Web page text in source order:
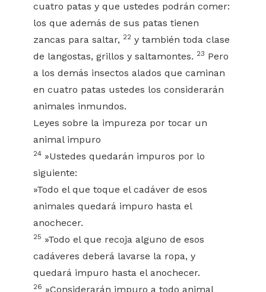
cuatro patas y que ustedes podrán comer:
los que además de sus patas tienen
zancas para saltar, 22 y también toda clase
de langostas, grillos y saltamontes. 23 Pero
a los demás insectos alados que caminan
en cuatro patas ustedes los considerarán
animales inmundos.
Leyes sobre la impureza por tocar un
animal impuro
24 »Ustedes quedarán impuros por lo
siguiente:
»Todo el que toque el cadáver de esos
animales quedará impuro hasta el
anochecer.
25 »Todo el que recoja alguno de esos
cadáveres deberá lavarse la ropa, y
quedará impuro hasta el anochecer.
26 »Considerarán impuro a todo animal